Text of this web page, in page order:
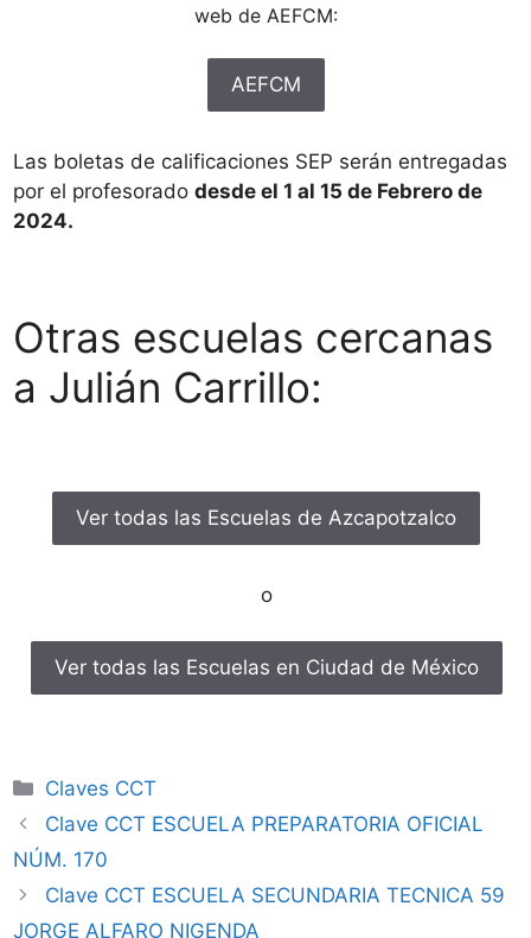
web de AEFCM:
AEFCM
Las boletas de calificaciones SEP serán entregadas
por el profesorado desde el 1 al 15 de Febrero de
2024.
Otras escuelas cercanas
a Julián Carrillo:
Ver todas las Escuelas de Azcapotzalco
o
Ver todas las Escuelas en Ciudad de México
Categorías
Claves CCT
Clave CCT ESCUELA PREPARATORIA OFICIAL
NÚM. 170
Clave CCT ESCUELA SECUNDARIA TECNICA 59
JORGE ALFARO NIGENDA